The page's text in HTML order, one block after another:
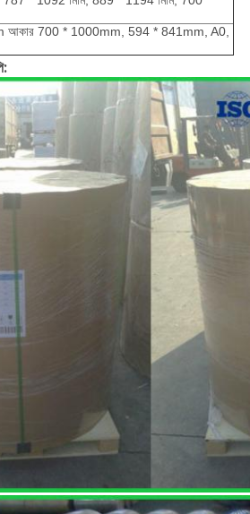
আকার 700 * 1000mm, 594 * 841mm, A0,